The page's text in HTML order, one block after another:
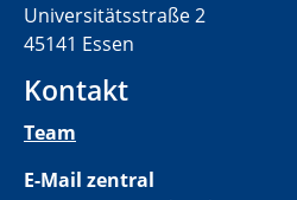
Universitätsstraße 2
45141 Essen
Kontakt
Team
E-Mail zentral